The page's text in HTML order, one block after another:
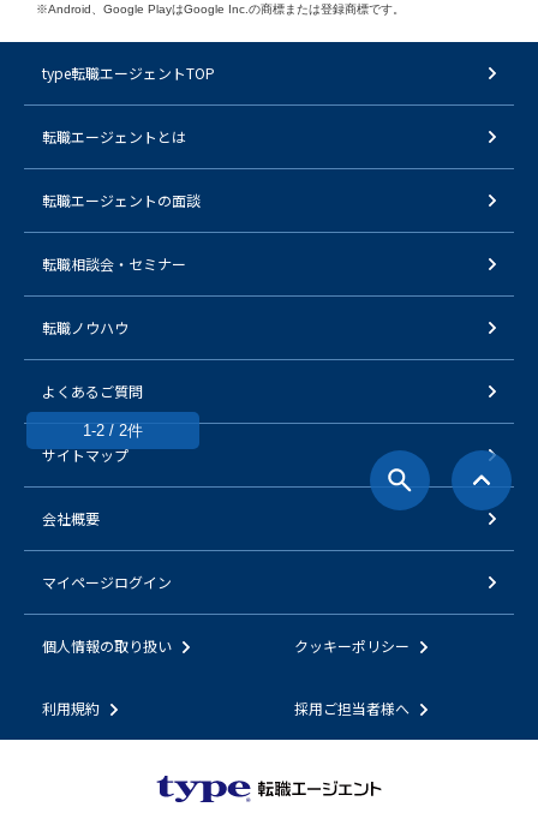
1-2 / 2件
※Android、Google PlayはGoogle Inc.の商標または登録商標です。
type転職エージェントTOP
転職エージェントとは
転職エージェントの面談
転職相談会・セミナー
転職ノウハウ
よくあるご質問
サイトマップ
会社概要
マイページログイン
個人情報の取り扱い クッキーポリシー
利用規約 採用ご担当者様へ